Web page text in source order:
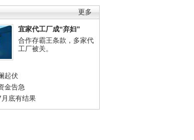
更多
宜家代工厂成“弃妇”
合作存霸王条款，多家代
工厂被关。
起伏
金告急
底有结果